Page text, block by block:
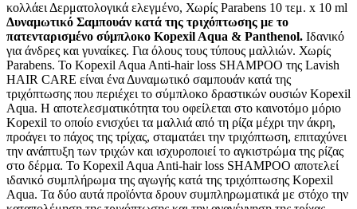
κολλάει Δερματολογικά ελεγμένο, Χωρίς Parabens 10 τεμ. x 10 ml
Δυναμωτικό Σαμπουάν κατά της τριχόπτωσης με το
πατενταρισμένο σύμπλοκο Kopexil Aqua & Panthenol. Ιδανικό
για άνδρες και γυναίκες. Για όλους τους τύπους μαλλιών. Χωρίς
Parabens. Το Kopexil Aqua Anti-hair loss SHAMPOO της Lavish
HAIR CARE είναι ένα Δυναμωτικό σαμπουάν κατά της
τριχόπτωσης που περιέχει το σύμπλοκο δραστικών ουσιών Kopexil
Aqua. Η αποτελεσματικότητα του οφείλεται στο καινοτόμο μόριο
Kopexil το οποίο ενισχύει τα μαλλιά από τη ρίζα μέχρι την άκρη,
προάγει το πάχος της τρίχας, σταματάει την τριχόπτωση, επιταχύνει
την ανάπτυξη των τριχών και ισχυροποιεί το αγκιστρώμα της ρίζας
στο δέρμα. Το Kopexil Aqua Anti-hair loss SHAMPOO αποτελεί
ιδανικό συμπλήρωμα της αγωγής κατά της τριχόπτωσης Kopexil
Aqua. Τα δύο αυτά προϊόντα δρουν συμπληρωματικά με στόχο την